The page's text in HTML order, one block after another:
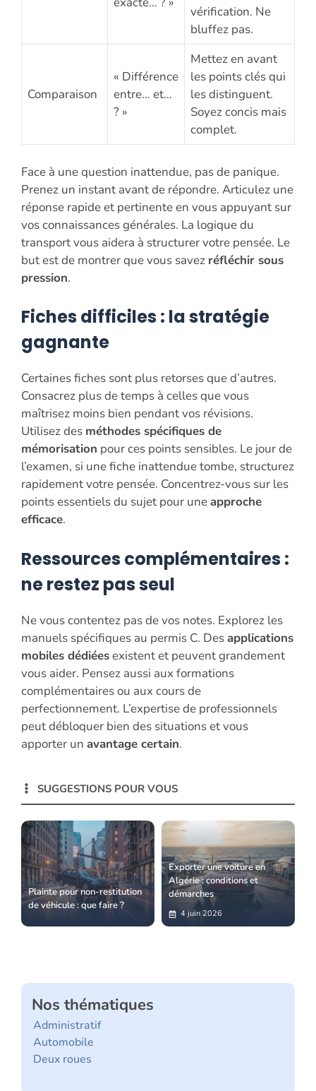
vérification. Ne
bluffez pas.
Comparaison
« Différence
entre… et…
? »
Mettez en avant
les points clés qui
les distinguent.
Soyez concis mais
complet.
Face à une question inattendue, pas de panique.
Prenez un instant avant de répondre. Articulez une
réponse rapide et pertinente en vous appuyant sur
vos connaissances générales. La logique du
transport vous aidera à structurer votre pensée. Le
but est de montrer que vous savez réfléchir sous
pression.
Fiches difficiles : la stratégie
gagnante
Certaines fiches sont plus retorses que d’autres.
Consacrez plus de temps à celles que vous
maîtrisez moins bien pendant vos révisions.
Utilisez des méthodes spécifiques de
mémorisation pour ces points sensibles. Le jour de
l’examen, si une fiche inattendue tombe, structurez
rapidement votre pensée. Concentrez-vous sur les
points essentiels du sujet pour uneapproche
efficace.
Ressources complémentaires :
ne restez pas seul
Ne vous contentez pas de vos notes. Explorez les
manuels spécifiques au permis C. Desapplications
mobiles dédiéesexistent et peuvent grandement
vous aider. Pensez aussi aux formations
complémentaires ou aux cours de
perfectionnement. L’expertise de professionnels
peut débloquer bien des situations et vous
apporter un avantage certain.
SUGGESTIONS POUR VOUS
Plainte pour non-restitution
de véhicule : que faire ?
Exporter une voiture en
Algérie : conditions et
démarches
4 juin 2026
Nos thématiques
Administratif
Automobile
Deux roues